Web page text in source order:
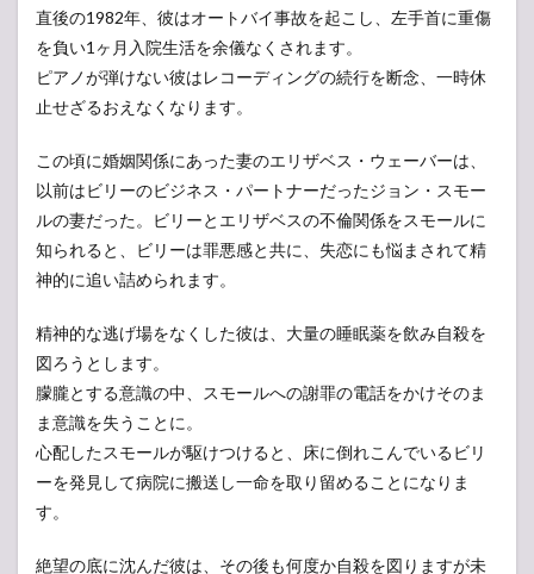
直後の1982年、彼はオートバイ事故を起こし、左手首に重傷
を負い1ヶ月入院生活を余儀なくされます。
ピアノが弾けない彼はレコーディングの続行を断念、一時休
止せざるおえなくなります。
この頃に婚姻関係にあった妻のエリザベス・ウェーバーは、
以前はビリーのビジネス・パートナーだったジョン・スモー
ルの妻だった。ビリーとエリザベスの不倫関係をスモールに
知られると、ビリーは罪悪感と共に、失恋にも悩まされて精
神的に追い詰められます。
精神的な逃げ場をなくした彼は、大量の睡眠薬を飲み自殺を
図ろうとします。
朦朧とする意識の中、スモールへの謝罪の電話をかけそのま
ま意識を失うことに。
心配したスモールが駆けつけると、床に倒れこんでいるビリ
ーを発見して病院に搬送し一命を取り留めることになりま
す。
絶望の底に沈んだ彼は、その後も何度か自殺を図りますが未